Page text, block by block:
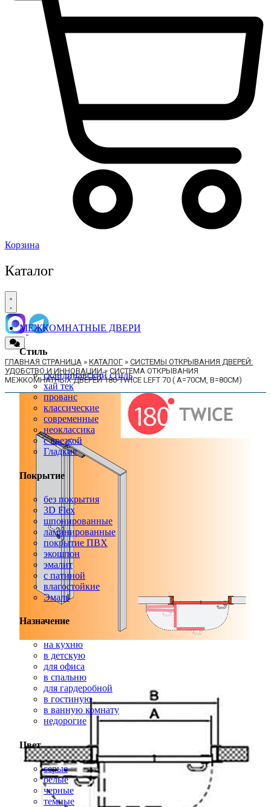
Корзина
Каталог
МЕЖКОМНАТНЫЕ ДВЕРИ
Стиль
скандинавский стиль
хай тек
прованс
классические
современные
неоклассика
с врезкой
Гладкие
Покрытие
без покрытия
3D Flex
шпонированные
ламинированные
покрытие ПВХ
экошпон
эмалит
с патиной
влагостойкие
Эмаль
Назначение
на кухню
в детскую
для офиса
в спальню
для гардеробной
в гостиную
в ванную комнату
недорогие
Цвет
серые
белые
черные
темные
ГЛАВНАЯ СТРАНИЦА » КАТАЛОГ » СИСТЕМЫ ОТКРЫВАНИЯ ДВЕРЕЙ:
УДОБСТВО И ИННОВАЦИИ» СИСТЕМА ОТКРЫВАНИЯ
МЕЖКОМНАТНЫХ ДВЕРЕЙ 180-TWICE LEFT 70 ( A=70СМ, B=80СМ)